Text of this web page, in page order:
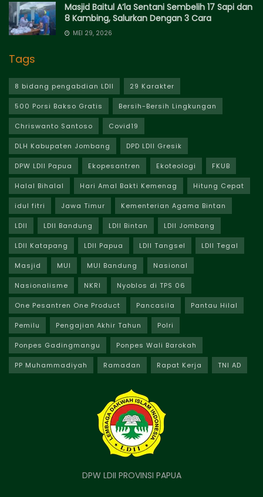
Masjid Baitul A’la Sentani Sembelih 17 Sapi dan
8 Kambing, Salurkan Dengan 3 Cara
MEI 29, 2026
Tags
8 bidang pengabdian LDII 29 Karakter
500 Porsi Bakso Gratis Bersih-Bersih Lingkungan
Chriswanto Santoso Covid19
DLH Kabupaten Jombang DPD LDII Gresik
DPW LDII Papua Ekopesantren Ekoteologi FKUB
Halal Bihalal Hari Amal Bakti Kemenag Hitung Cepat
idul fitri Jawa Timur Kementerian Agama Bintan
LDII LDII Bandung LDII Bintan LDII Jombang
LDII Katapang LDII Papua LDII Tangsel LDII Tegal
Masjid MUI MUI Bandung Nasional
Nasionalisme NKRI Nyoblos di TPS 06
One Pesantren One Product Pancasila Pantau Hilal
Pemilu Pengajian Akhir Tahun Polri
Ponpes Gadingmangu Ponpes Wali Barokah
PP Muhammadiyah Ramadan Rapat Kerja TNI AD
DPW LDII PROVINSI PAPUA